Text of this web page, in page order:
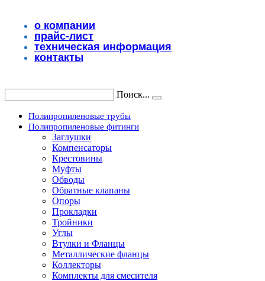
содержимомуо компании
прайс-лист
техническая информация
контакты
Поиск...
Полипропиленовые трубы
Полипропиленовые фитинги
Заглушки
Компенсаторы
Крестовины
Муфты
Обводы
Обратные клапаны
Опоры
Прокладки
Тройники
Углы
Втулки и Фланцы
Металлические фланцы
Коллекторы
Комплекты для смесителя